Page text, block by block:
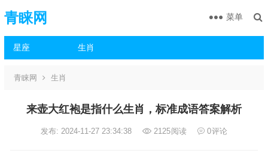
青睐网
星座 生肖
菜单
青睐网 生肖
来壶大红袍是指什么生肖，标准成语答案解析
发布: 2024-11-27 23:34:38 2125阅读 0评论